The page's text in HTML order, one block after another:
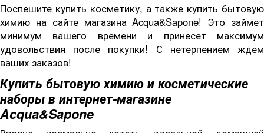
Поспешите купить косметику, а также купить бытовую
химию на сайте магазина Acqua&Sapone! Это займет
минимум вашего времени и принесет максимум
удовольствия после покупки! С нетерпением ждем
ваших заказов!
Купить бытовую химию и косметические
наборы в интернет-магазине
Acqua&Sapone